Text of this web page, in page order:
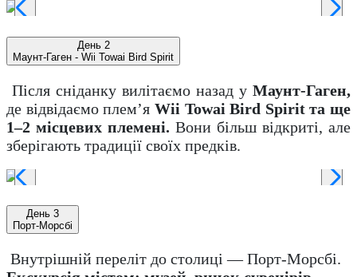
День 2
Маунт-Гаген - Wii Towai Bird Spirit
Після сніданку вилітаємо назад у Маунт-Гаген,
де відвідаємо плем’я Wii Towai Bird Spirit та ще
1–2 місцевих племені. Вони більш відкриті, але
зберігають традиції своїх предків.
День 3
Порт-Морсбі
Внутрішній переліт до столиці — Порт-Морсбі.